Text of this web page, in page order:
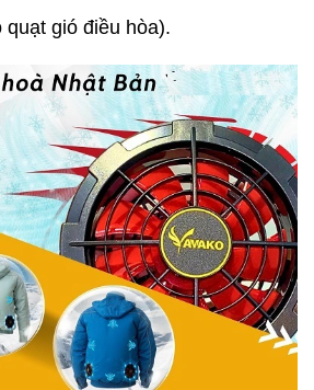
quạt gió điều hòa).